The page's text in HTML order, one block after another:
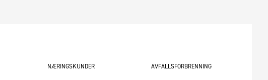
NÆRINGSKUNDER AVFALLSFORBRENNING